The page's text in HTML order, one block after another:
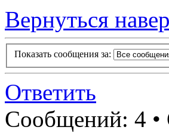
Вернуться
Показать сообщения за:
Ответить
Сообщений: 4 •